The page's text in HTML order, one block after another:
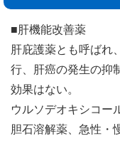
■肝機能改善薬
肝庇護薬とも呼ばれ
行、肝癌の発生の抑
効果はない。
ウルソデオキシコー
胆石溶解薬、急性・